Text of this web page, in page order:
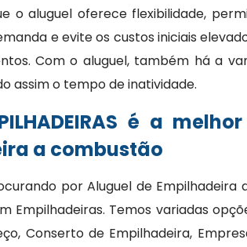
o aluguel oferece flexibilidade,
e evite os custos iniciais
Com o aluguel, também há a
assim o tempo de inatividade.
é a
a combustão
por Aluguel de Empilhadeira
Empilhadeiras. Temos variadas
Conserto de Empilhadeira,